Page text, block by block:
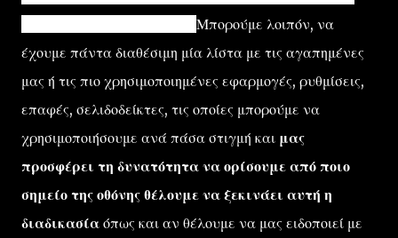
Μπορούμε λοιπόν, να
έχουμε πάντα διαθέσιμη μία λίστα με τις αγαπημένες
μας ή τις πιο χρησιμοποιημένες εφαρμογές, ρυθμίσεις,
επαφές, σελιδοδείκτες, τις οποίες μπορούμε να
χρησιμοποιήσουμε ανά πάσα στιγμή και μας
προσφέρει τη δυνατότητα να ορίσουμε από ποιο
σημείο της οθόνης θέλουμε να ξεκινάει αυτή η
διαδικασία όπως και αν θέλουμε να μας ειδοποιεί με